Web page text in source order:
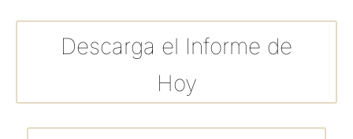
Descarga el Informe de
Hoy